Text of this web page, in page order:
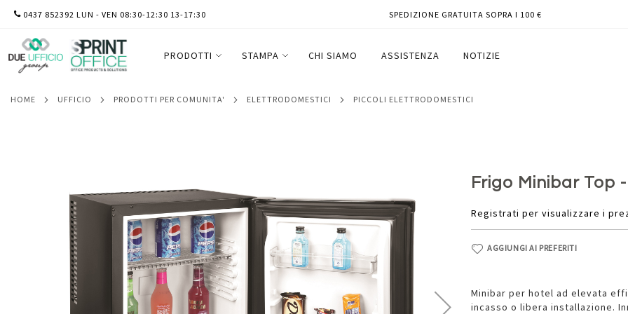
SALTA
CONTENUTO
0437 852392 LUN - VEN 08:30-12:30 13-17:30 SPEDIZIONE GRATUITA SOPRA I 100 €
PRODOTTI STAMPA CHI SIAMO ASSISTENZA NOTIZIE
HOME UFFICIO PRODOTTI PER COMUNITA' ELETTRODOMESTICI PICCOLI ELETTRODOMESTICI
Frigo Minibar Top
Registrati per visualizzare i
AGGIUNGI AI PREFERITI
Minibar per hotel ad elevata
incasso o libera installazione.